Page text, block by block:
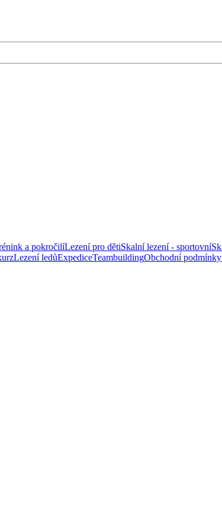
a pokročilíLezení pro dětiSkalní lezení - sportovní
Lezení ledůExpediceTeambuildingObchodní